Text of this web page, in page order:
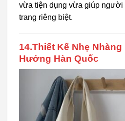
vừa tiện dụng vừa giúp người
trang riêng biệt.
14.Thiết Kế Nhẹ
Hướng Hàn Quốc